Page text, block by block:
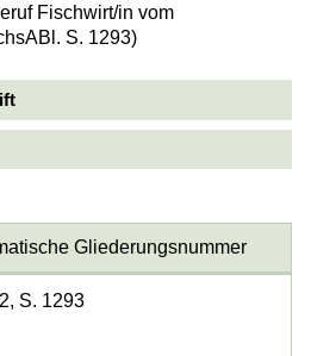
Fischwirt/in vom
S. 1293)
Gliederungsnummer
S. 1293